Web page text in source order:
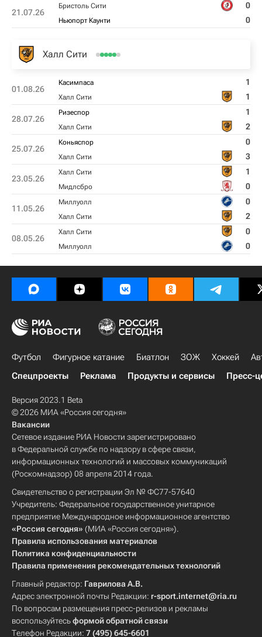
21.07.26
Бристоль Сити 0
Ньюпорт Каунти 0
Халл Сити
01.08.26
Касимпаса 1
Халл Сити 1
28.07.26
Ризеспор 1
Халл Сити 2
25.07.26
Коньяспор 0
Халл Сити 3
23.05.26
Халл Сити 1
Мидлсбро 0
11.05.26
Миллуолл 0
Халл Сити 2
08.05.26
Халл Сити 0
Миллуолл 0
Футбол Фигурное катание Биатлон ЗОЖ Хоккей
Спецпроекты
Реклама Продукты и сервисы Пресс-
Версия 2023.1 Beta
© 2026 МИА «Россия сегодня»
Вакансии
Сетевое издание РИА Новости зарегистрировано
в Федеральной службе по надзору в сфере связи,
информационных технологий и массовых коммуникаций
(Роскомнадзор) 08 апреля 2014 года.
Свидетельство о регистрации Эл № ФС77-57640
Учредитель: Федеральное государственное унитарное
предприятие Международное информационное агентство
«Россия сегодня» (МИА «Россия сегодня»).
Правила использования материалов
Политика конфиденциальности
Правила применения рекомендательных технологий
Главный редактор: Гаврилова А.В.
Адрес электронной почты Редакции: r-sport.internet@ria.ru
По вопросам размещения пресс-релизов и рекламы
воспользуйтесьформой обратной связи
Телефон Редакции: 7 (495) 645-6601